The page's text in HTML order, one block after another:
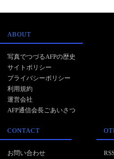
ABOUT
写真でつづるAFPの歴史
サイトポリシー
プライバシーポリシー
利用規約
運営会社
AFP通信会長ごあいさつ
CONTACT
お問い合わせ